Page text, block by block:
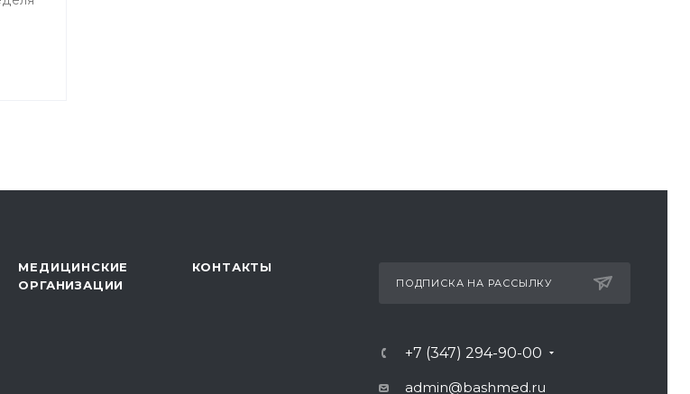
МЕДИЦИНСКИЕ
ОРГАНИЗАЦИИ
КОНТАКТЫ
ПОДПИСКА НА РАССЫЛКУ
+7 (347) 294-90-00
admin@bashmed.ru